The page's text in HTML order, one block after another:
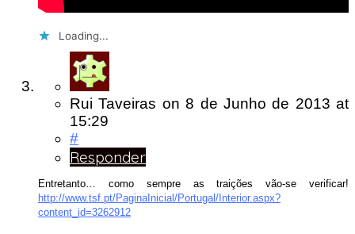
Loading...
Rui Taveiras on8 de Junho de 2013 at
15:29
#
Responder
Entretanto… como sempre as traições vão-se verificar!
http://www.tsf.pt/PaginaInicial/Portugal/Interior.aspx?
content_id=3262912